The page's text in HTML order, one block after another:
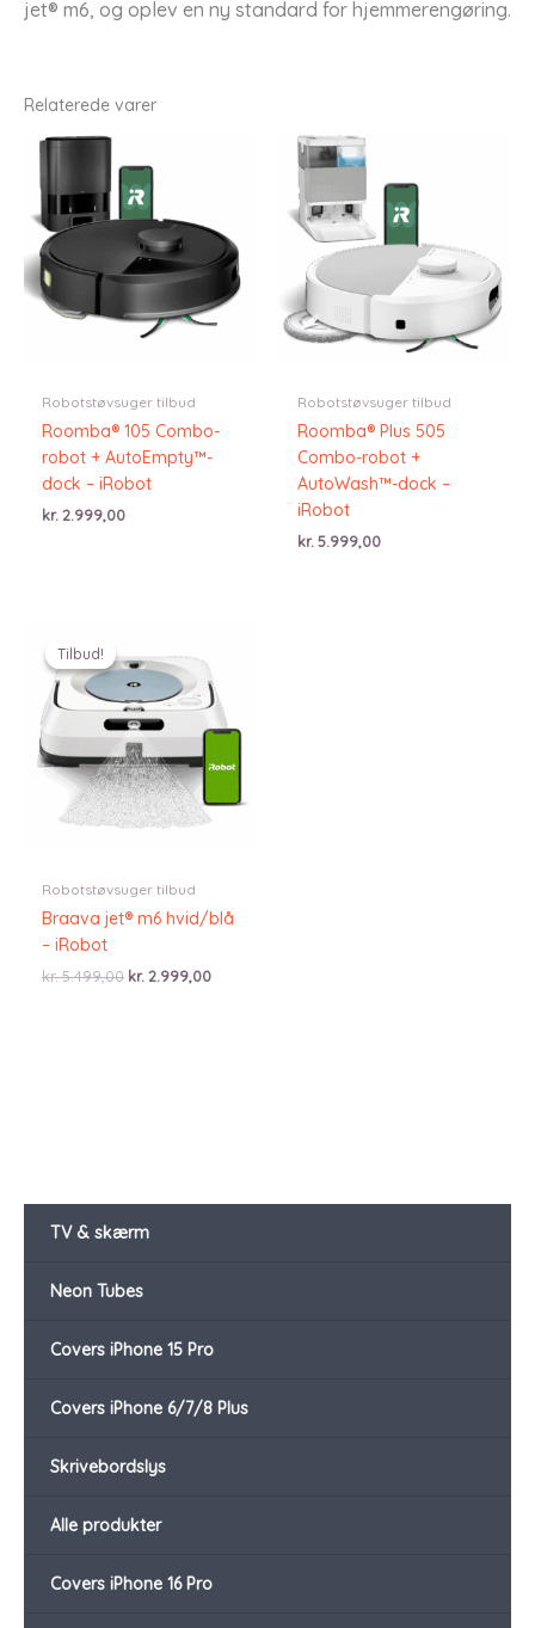
TV & skærm
Neon Tubes
Covers iPhone 15 Pro
Covers iPhone 6/7/8 Plus
Skrivebordslys
Alle produkter
Covers iPhone 16 Pro
jet® m6, og oplev en ny standard for hjemmerengøring.
Relaterede varer
Robotstøvsuger tilbud
Roomba® 105 Combo-
robot + AutoEmpty™-
dock – iRobot
kr. 2.999,00
Robotstøvsuger tilbud
Roomba® Plus 505
Combo-robot +
AutoWash™-dock –
iRobot
kr. 5.999,00
Tilbud!
Tilbud!
Robotstøvsuger tilbud
Braava jet® m6 hvid/blå
– iRobot
kr.5.499,00 Den
kr.2.999,00Den